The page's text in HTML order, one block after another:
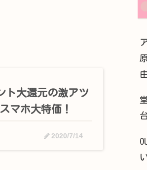
ト大還元の激アツ
マホ大特価！
2020/7/14